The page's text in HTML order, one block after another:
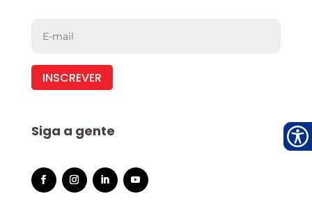
INSCREVER
Siga a gente